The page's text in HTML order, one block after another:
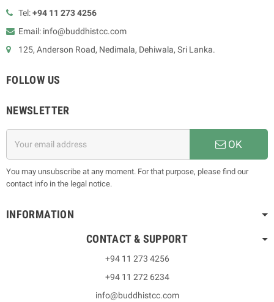
Tel:+94 11 273 4256
Email: info@buddhistcc.com
125, Anderson Road, Nedimala, Dehiwala, Sri Lanka.
FOLLOW US
NEWSLETTER
OK
You may unsubscribe at any moment. For that purpose, please find our
contact info in the legal notice.
INFORMATION
CONTACT & SUPPORT
+94 11 273 4256
+94 11 272 6234
info@buddhistcc.com